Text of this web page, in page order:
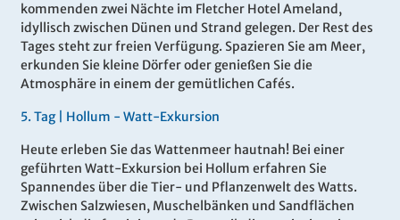
kommenden zwei Nächte im Fletcher Hotel Ameland,
idyllisch zwischen Dünen und Strand gelegen. Der Rest des
Tages steht zur freien Verfügung. Spazieren Sie am Meer,
erkunden Sie kleine Dörfer oder genießen Sie die
Atmosphäre in einem der gemütlichen Cafés.
5. Tag | Hollum - Watt-Exkursion
Heute erleben Sie das Wattenmeer hautnah! Bei einer
geführten Watt-Exkursion bei Hollum erfahren Sie
Spannendes über die Tier- und Pflanzenwelt des Watts.
Zwischen Salzwiesen, Muschelbänken und Sandflächen